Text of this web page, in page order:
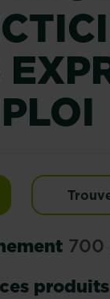
700
produits